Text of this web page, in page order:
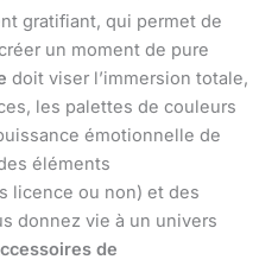
gratifiant, qui permet de
un moment de pure
doit viser l’immersion totale,
les palettes de couleurs
émotionnelle de
éléments
licence ou non) et des
donnez vie à un univers
de